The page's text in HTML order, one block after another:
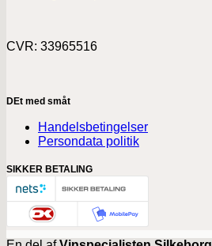
CVR: 33965516
DEt med småt
Handelsbetingelser
Persondata politik
SIKKER BETALING